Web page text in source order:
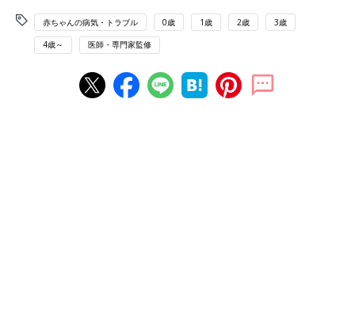
赤ちゃんの病気・トラブル 0歳 1歳 2歳 3歳
4歳～ 医師・専門家監修